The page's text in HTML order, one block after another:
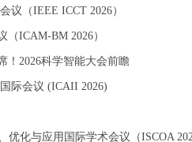
议（IEEE ICCT 2026）
（ICAM-BM 2026）
！2026科学智能大会前瞻
际会议 (ICAII 2026)
优化与应用国际学术会议（ISCOA